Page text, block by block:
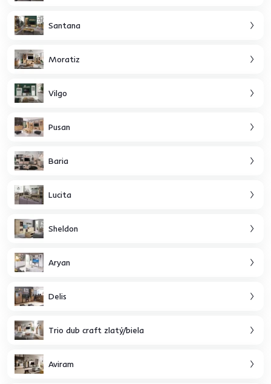
Santana
Moratiz
Vilgo
Pusan
Baria
Lucita
Sheldon
Aryan
Delis
Trio dub craft zlatý/biela
Aviram